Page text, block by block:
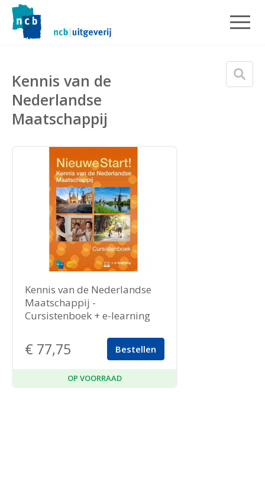
Kennis van de
Nederlandse
Maatschappij
Kennis van de Nederlandse
Maatschappij -
Cursistenboek + e-learning
€ 77,75 Bestellen
OP VOORRAAD